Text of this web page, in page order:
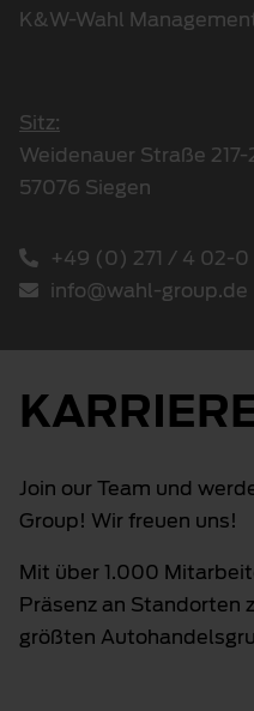
K&W-Wahl
Sitz:
Weidenauer Straße 217-
57076 Siegen
+49 (0) 271 / 4 02-0
info@wahl-group.de
Join our Team und
Group! Wir freuen uns!
Mit über 1.000
Präsenz an Standorten
größten